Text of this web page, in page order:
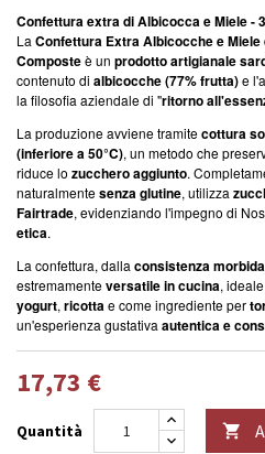
Confettura extra di Albicocca e Miele -
La Confettura Extra Albicocche e Miele
Composteè un prodotto artigianale
contenuto di albicocche (77% frutta)e
la filosofia aziendale di "ritorno
La produzione avviene tramitecottura
(inferiore a 50°C), un metodo che
riduce lo zucchero aggiunto.
naturalmentesenza glutine, utilizza
Fairtrade, evidenziando l'impegno di
etica.
La confettura, dalla consistenza morbida
estremamenteversatile in cucina,
yogurt, ricottae come ingrediente per
un'esperienza gustativa autentica e
17,73 €
Quantità 